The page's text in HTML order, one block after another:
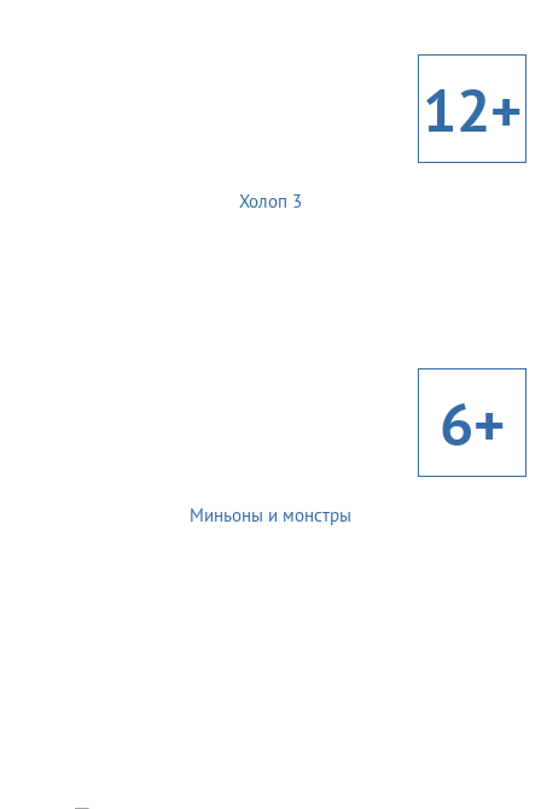
12+
Холоп 3
6+
Миньоны и монстры